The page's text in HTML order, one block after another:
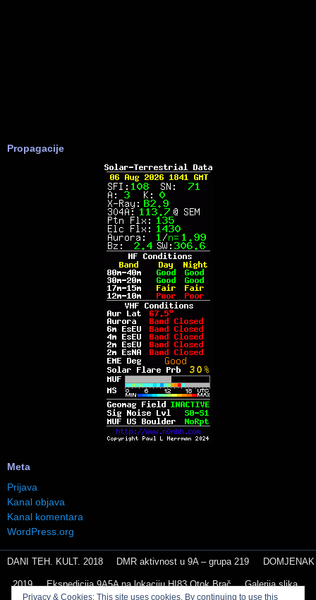
Propagacije
Meta
Prijava
Kanal objava
Kanal komentara
WordPress.org
DANI TEH. KULT. 2018 DMR aktivnost u 9A – grupa 219 DOMJENAK
2019 Ekspedicija 9A5A na lokaciju HI83 Otok Brač Galerija slika
Privacy & Cookies: This site uses cookies. By continuing to use this